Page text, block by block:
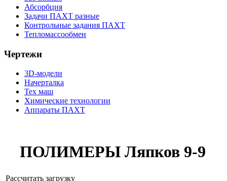
Абсорбция
Задачи ПАХТ разные
Контрольные задания ПАХТ
Тепломассообмен
Чертежи
3D-модели
Начерталка
Тех маш
Химические технологии
Аппараты ПАХТ
ПОЛИМЕРЫ Ляпков 9-9
Рассчитать загрузку